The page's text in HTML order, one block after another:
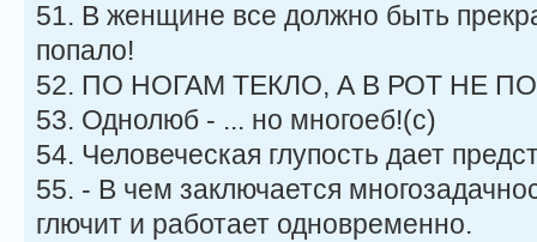
51. В женщине все должно быть
попало!
52. ПО НОГАМ ТЕКЛО, А В РОТ НЕ
53. Однолюб - ... но многоеб!(с)
54. Человеческая глупость дает
55. - В чем заключается
глючит и работает одновременно.